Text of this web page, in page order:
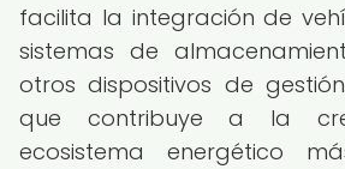
facilita la integración de
sistemas de
otros dispositivos de
que contribuye a la
ecosistema energético